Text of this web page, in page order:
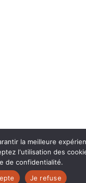
la meilleure
l'utilisation des
de confidentialité.
Je refuse